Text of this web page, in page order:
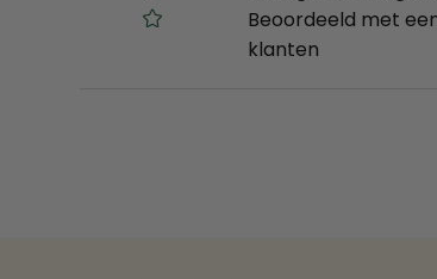
Beoordeeld met
klanten